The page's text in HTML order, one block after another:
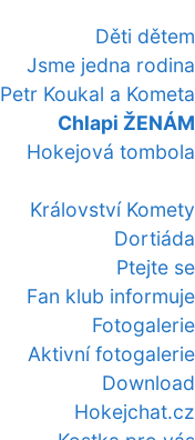
Děti dětem
Jsme jedna rodina
Petr Koukal a Kometa
Chlapi ŽENÁM
Hokejová tombola
Království Komety
Dortiáda
Ptejte se
Fan klub informuje
Fotogalerie
Aktivní fotogalerie
Download
Hokejchat.cz